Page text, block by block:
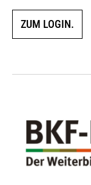
ZUM LOGIN.